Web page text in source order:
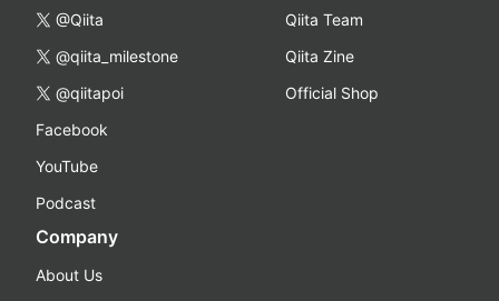
@Qiita
@qiita_milestone
@qiitapoi
Facebook
YouTube
Podcast
Qiita Team
Qiita Zine
Official Shop
Company
About Us